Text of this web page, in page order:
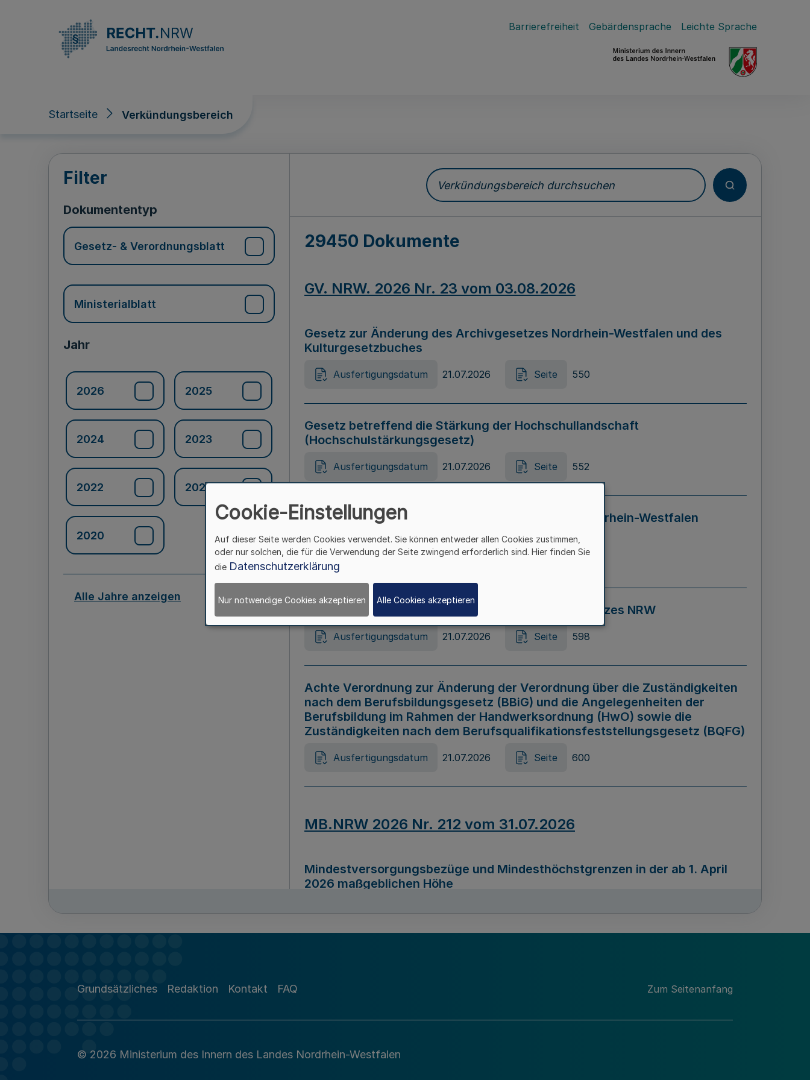
Barrierefreiheit Gebärdensprache Leichte Sprache
Startseite Verkündungsbereich
Verkündungsbereich
Filter
Dokumententyp
Gesetz- & Verordnungsblatt
Ministerialblatt
Jahr
2026 2025
2024 2023
2022 2021
2020
Alle Jahre anzeigen
Verkündungsbereich durchsuchen
29450 Dokumente
GV. NRW. 2026 Nr. 23 vom 03.08.2026
Gesetz zur Änderung des Archivgesetzes Nordrhein-Westfalen und des
Kulturgesetzbuches
Ausfertigungsdatum 21.07.2026 Seite 550
Gesetz betreffend die Stärkung der Hochschullandschaft
(Hochschulstärkungsgesetz)
Ausfertigungsdatum 21.07.2026 Seite 552
Gesetz zur Vermeidung von Diskriminierung in Nordrhein-Westfalen
(Landesantidiskriminierungsgesetz – LADG NRW)
Ausfertigungsdatum 21.07.2026 Seite 595
Gesetz zur Änderung des Online-Casinospiel Gesetzes NRW
Ausfertigungsdatum 21.07.2026 Seite 598
Achte Verordnung zur Änderung der Verordnung über die Zuständigkeiten
nach dem Berufsbildungsgesetz (BBiG) und die Angelegenheiten der
Berufsbildung im Rahmen der Handwerksordnung (HwO) sowie die
Zuständigkeiten nach dem Berufsqualifikationsfeststellungsgesetz (BQFG)
Ausfertigungsdatum 21.07.2026 Seite 600
MB.NRW 2026 Nr. 212 vom 31.07.2026
Mindestversorgungsbezüge und Mindesthöchstgrenzen in der ab 1. April
2026 maßgeblichen Höhe
Richtlinie zur Durchführung des Förderprogramms „Mittelstand Innovativ &
Grundsätzliches Redaktion Kontakt FAQ Zum Seitenanfang
© 2026 Ministerium des Innern des Landes Nordrhein-Westfalen
Cookie-Einstellungen
Auf dieser Seite werden Cookies verwendet. Sie können entweder allen Cookies zustimmen,
oder nur solchen, die für die Verwendung der Seite zwingend erforderlich sind. Hier finden Sie
die Datenschutzerklärung
Nur notwendige Cookies akzeptieren Alle Cookies akzeptieren